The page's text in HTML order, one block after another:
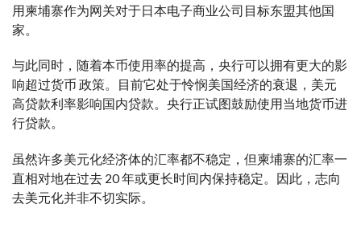
用柬埔寨作为网关对于日本电子商业公司 目标东盟其他国
家。
与此同时，随着本币使用率的提高，央行可以拥有更大的影
响超过货币 政策。目前它处于怜悯美国经济的衰退，美元
高贷款利率影响国内贷款。央行正试图鼓励使用当地货币进
行贷款。
虽然许多美元化经济体的汇率都不稳定，但柬埔寨的汇率一
直相对地在过去 20 年或更长时间内保持稳定。因此， 志向
去美元化并非不切实际。